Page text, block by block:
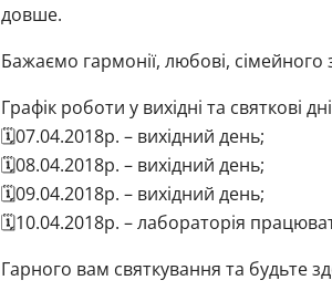
довше.
Бажаємо гармонії, любові, сімейного
Графік роботи у вихідні та святкові
🗓07.04.2018р. – вихідний день;
🗓08.04.2018р. – вихідний день;
🗓09.04.2018р. – вихідний день;
🗓10.04.2018р. – лабораторія
Гарного вам святкування та будьте